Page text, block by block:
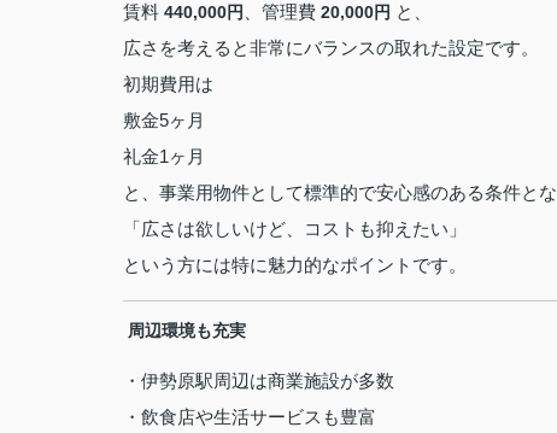
賃料 440,000円 、管理費 20,000円 と、
広さを考えると非常にバランスの取れた設定です。
初期費用は
敷金5ヶ月
礼金1ヶ月
と、事業用物件として標準的で安心感のある条件とな
「広さは欲しいけど、コストも抑えたい」
という方には特に魅力的なポイントです。
️ 周辺環境も充実
・伊勢原駅周辺は商業施設が多数
・飲食店や生活サービスも豊富